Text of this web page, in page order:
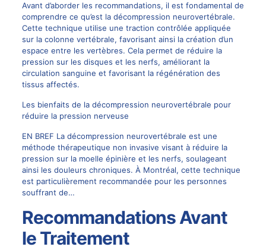
Avant d’aborder les recommandations, il est fondamental de
comprendre ce qu’est la décompression neurovertébrale.
Cette technique utilise une traction contrôlée appliquée
sur la colonne vertébrale, favorisant ainsi la création d’un
espace entre les vertèbres. Cela permet de réduire la
pression sur les disques et les nerfs, améliorant la
circulation sanguine et favorisant la régénération des
tissus affectés.
Les bienfaits de la décompression neurovertébrale pour
réduire la pression nerveuse
EN BREF La décompression neurovertébrale est une
méthode thérapeutique non invasive visant à réduire la
pression sur la moelle épinière et les nerfs, soulageant
ainsi les douleurs chroniques. À Montréal, cette technique
est particulièrement recommandée pour les personnes
souffrant de…
Recommandations Avant
le Traitement